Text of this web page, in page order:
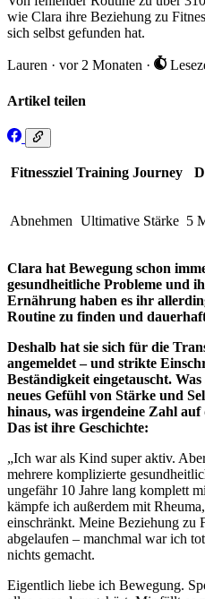
wie Clara ihre Beziehung zu
sich selbst gefunden hat.
Lauren · vor 2 Monaten ·
Artikel teilen
Fitnessziel Training Journey
Abnehmen Ultimative Stärke 5
Clara hat Bewegung schon
gesundheitliche Probleme und
Ernährung haben es ihr
Routine zu finden und
Deshalb hat sie sich für die
angemeldet – und strikte
Beständigkeit eingetauscht.
neues Gefühl von Stärke und
hinaus, was irgendeine Zahl
Das ist ihre Geschichte:
„Ich war als Kind super aktiv.
mehrere komplizierte
ungefähr 10 Jahre lang komplett
kämpfe ich außerdem mit
einschränkt. Meine Beziehung zu
abgelaufen – manchmal war ich
nichts gemacht.
Eigentlich liebe ich Bewegung.